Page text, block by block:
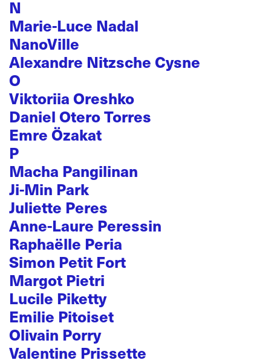
N
Marie-Luce Nadal
NanoVille
Alexandre Nitzsche Cysne
O
Viktoriia Oreshko
Daniel Otero Torres
Emre Özakat
P
Macha Pangilinan
Ji-Min Park
Juliette Peres
Anne-Laure Peressin
Raphaëlle Peria
Simon Petit Fort
Margot Pietri
Lucile Piketty
Emilie Pitoiset
Olivain Porry
Valentine Prissette